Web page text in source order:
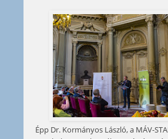
Épp Dr. Kormányos László, a MÁV-